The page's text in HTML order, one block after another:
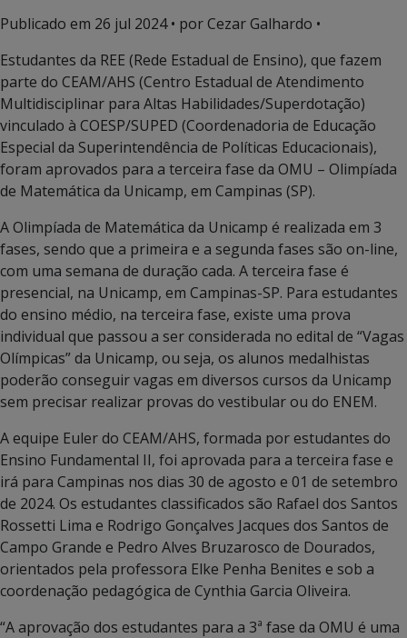
Publicado em 26 jul 2024• por Cezar Galhardo •
Estudantes da REE (Rede Estadual de Ensino), que fazem
parte do CEAM/AHS (Centro Estadual de Atendimento
Multidisciplinar para Altas Habilidades/Superdotação)
vinculado à COESP/SUPED (Coordenadoria de Educação
Especial da Superintendência de Políticas Educacionais),
foram aprovados para a terceira fase da OMU – Olimpíada
de Matemática da Unicamp, em Campinas (SP).
A Olimpíada de Matemática da Unicamp é realizada em 3
fases, sendo que a primeira e a segunda fases são on-line,
com uma semana de duração cada. A terceira fase é
presencial, na Unicamp, em Campinas-SP. Para estudantes
do ensino médio, na terceira fase, existe uma prova
individual que passou a ser considerada no edital de “Vagas
Olímpicas” da Unicamp, ou seja, os alunos medalhistas
poderão conseguir vagas em diversos cursos da Unicamp
sem precisar realizar provas do vestibular ou do ENEM.
A equipe Euler do CEAM/AHS, formada por estudantes do
Ensino Fundamental II, foi aprovada para a terceira fase e
irá para Campinas nos dias 30 de agosto e 01 de setembro
de 2024. Os estudantes classificados são Rafael dos Santos
Rossetti Lima e Rodrigo Gonçalves Jacques dos Santos de
Campo Grande e Pedro Alves Bruzarosco de Dourados,
orientados pela professora Elke Penha Benites e sob a
coordenação pedagógica de Cynthia Garcia Oliveira.
“A aprovação dos estudantes para a 3ª fase da OMU é uma